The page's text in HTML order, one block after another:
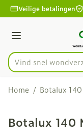
Ga naar de inhoud
1 van 1
Veilige betalingen
Menu
Product, merk,
Vind snel
Home / Botalux
Botalux 140